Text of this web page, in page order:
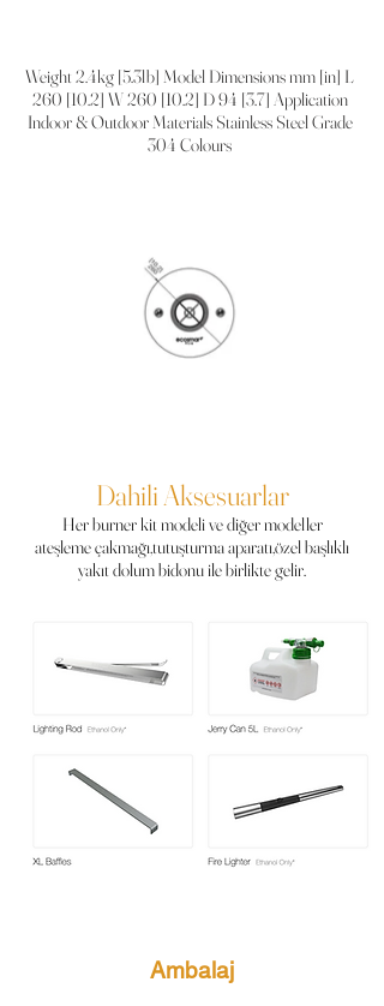
Weight 2.4kg [5.3lb] Model Dimensions mm [in] L
260 [10.2] W 260 [10.2] D 94 [3.7] Application
Indoor & Outdoor Materials Stainless Steel Grade
304 Colours
Ambalaj
Dahili Aksesuarlar
Her burner kit modeli ve diğer modeller
ateşleme çakmağı,tutuşturma aparatı,özel başlıklı
yakıt dolum bidonu ile birlikte gelir.